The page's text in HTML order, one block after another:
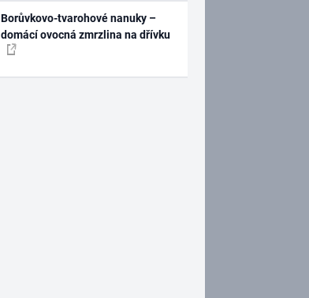
Borůvkovo-tvarohové nanuky –
domácí ovocná zmrzlina na dřívku